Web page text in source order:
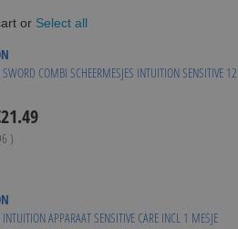
or Select all
COMBI SCHEERMESJES INTUITION SENSITIVE 12
)
APPARAAT SENSITIVE CARE INCL 1 MESJE